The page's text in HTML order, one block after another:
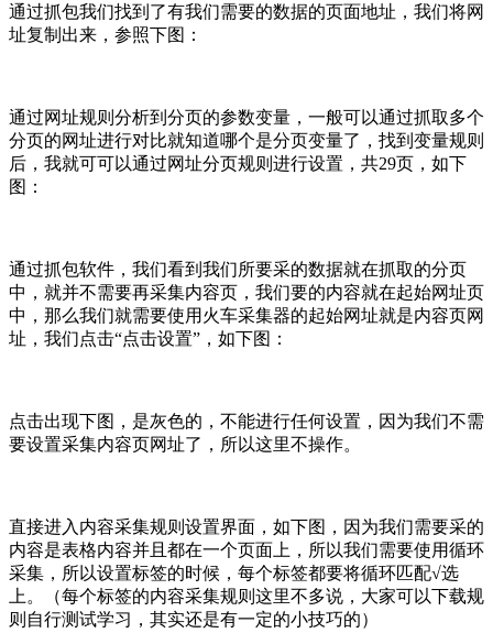
通过抓包我们找到了有我们需要的数据的页面地址，我们将网
址复制出来，参照下图：
通过网址规则分析到分页的参数变量，一般可以通过抓取多个
分页的网址进行对比就知道哪个是分页变量了，找到变量规则
后，我就可可以通过网址分页规则进行设置，共29页，如下
图：
通过抓包软件，我们看到我们所要采的数据就在抓取的分页
中，就并不需要再采集内容页，我们要的内容就在起始网址页
中，那么我们就需要使用火车采集器的起始网址就是内容页网
址，我们点击“点击设置”，如下图：
点击出现下图，是灰色的，不能进行任何设置，因为我们不需
要设置采集内容页网址了，所以这里不操作。
直接进入内容采集规则设置界面，如下图，因为我们需要采的
内容是表格内容并且都在一个页面上，所以我们需要使用循环
采集，所以设置标签的时候，每个标签都要将循环匹配√选
上。（每个标签的内容采集规则这里不多说，大家可以下载规
则自行测试学习，其实还是有一定的小技巧的）